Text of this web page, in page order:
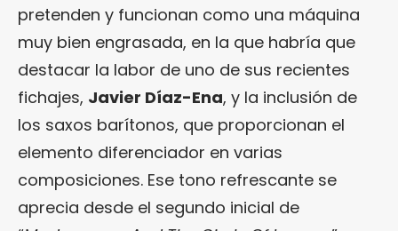
pretenden y funcionan como una máquina
muy bien engrasada, en la que habría que
destacar la labor de uno de sus recientes
fichajes, Javier Díaz-Ena, y la inclusión de
los saxos barítonos, que proporcionan el
elemento diferenciador en varias
composiciones. Ese tono refrescante se
aprecia desde el segundo inicial de